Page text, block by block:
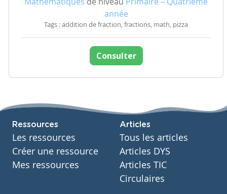
année
Tags : addition de fraction, fractions, math, pizza
Consulter
Ressources
Les ressources
Créer une ressource
Mes ressources
Articles
Tous les articles
Articles DYS
Articles TIC
Circulaires